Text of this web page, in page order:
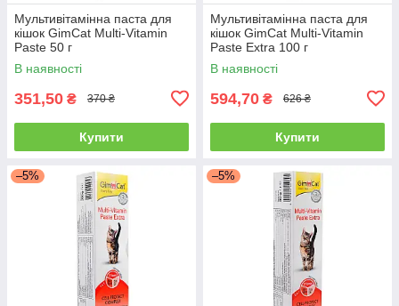
Мультивітамінна паста для
кішок GimCat Multi-Vitamin
Paste 50 г
В наявності
351,50 ₴ 370 ₴
Купити
Мультивітамінна паста для
кішок GimCat Multi-Vitamin
Paste Extra 100 г
В наявності
594,70 ₴ 626 ₴
Купити
–5% –5%